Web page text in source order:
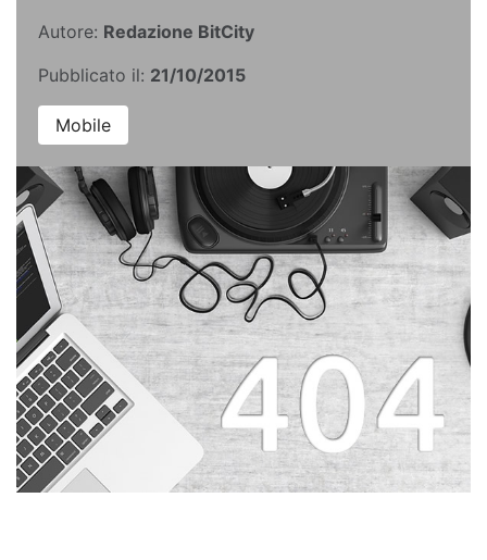
Autore: Redazione BitCity
Pubblicato il: 21/10/2015
Mobile